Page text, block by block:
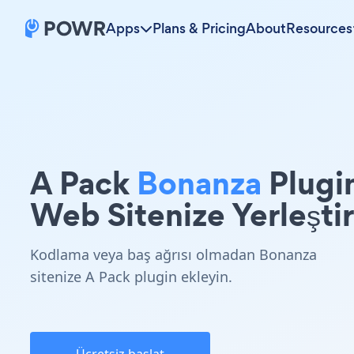
Apps Plans & PricingAboutResources
A Pack Bonanza
Web Sitenize
Kodlama veya baş ağrısı olmadan Bonanza
sitenize A Pack plugin ekleyin.